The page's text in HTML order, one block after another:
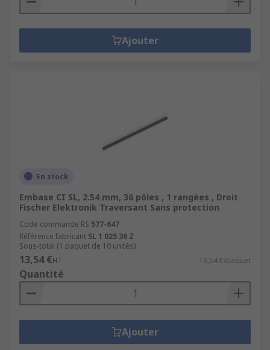
Ajouter
En stock
Embase CI SL, 2.54 mm, 36 pôles , 1 rangées , Droit
Fischer Elektronik Traversant Sans protection
Code commande RS 577-647
Référence fabricant SL 1 025 36 Z
Sous-total (1 paquet de 10 unités)
13,54 €HT 13,54 €/paquet
Quantité
Ajouter